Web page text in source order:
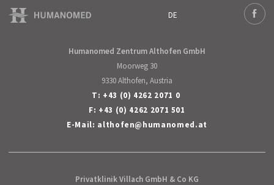
DE
Deutsch
Humanomed Zentrum Althofen GmbH
Moorweg 30
9330 Althofen, Austria
T: +43 (0) 4262 2071 0
F: +43 (0) 4262 2071 501
E-Mail: althofen@humanomed.at
Privatklinik Villach GmbH & Co KG